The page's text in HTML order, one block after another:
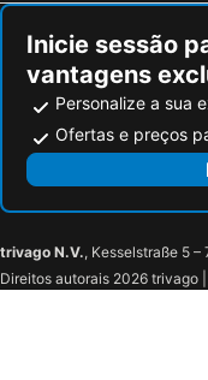
Zamora
Atocha Metro Station
Parque Nacional de los Picos de
Sol
Malasaña
Estación de Ferrocarril
Plaza de Abastos
Catedral de Palencia
Estación de tren
Inicie sessão
vantagens
Personalize a sua
Ofertas e preços
trivago N.V., Kesselstraße 5 –
Direitos autorais 2026 trivago